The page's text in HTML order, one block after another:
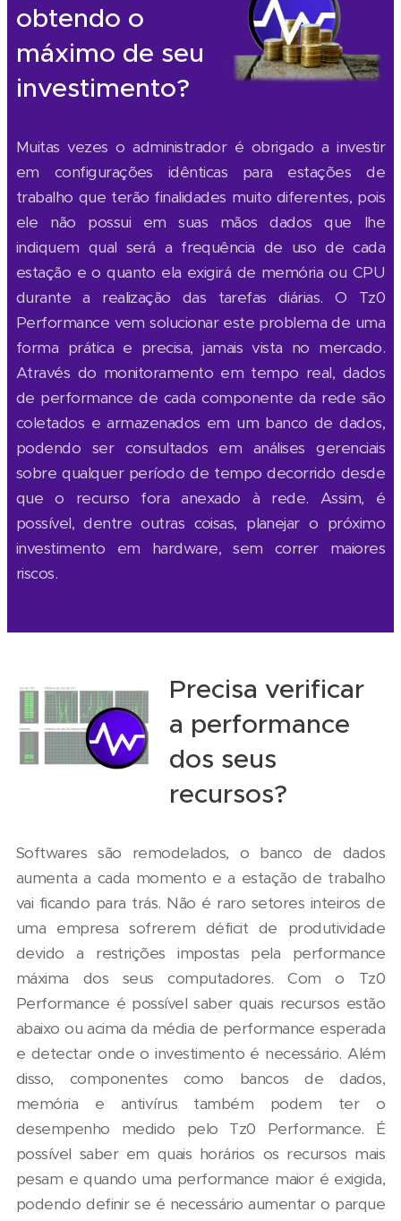
obtendo o
máximo de seu
investimento?
Muitas vezes o administrador é obrigado a investir
em configurações idênticas para estações de
trabalho que terão finalidades muito diferentes, pois
ele não possui em suas mãos dados que lhe
indiquem qual será a frequência de uso de cada
estação e o quanto ela exigirá de memória ou CPU
durante a realização das tarefas diárias. O Tz0
Performance vem solucionar este problema de uma
forma prática e precisa, jamais vista no mercado.
Através do monitoramento em tempo real, dados
de performance de cada componente da rede são
coletados e armazenados em um banco de dados,
podendo ser consultados em análises gerenciais
sobre qualquer período de tempo decorrido desde
que o recurso fora anexado à rede. Assim, é
possível, dentre outras coisas, planejar o próximo
investimento em hardware, sem correr maiores
riscos.
Precisa verificar
a performance
dos seus
recursos?
Softwares são remodelados, o banco de dados
aumenta a cada momento e a estação de trabalho
vai ficando para trás. Não é raro setores inteiros de
uma empresa sofrerem déficit de produtividade
devido a restrições impostas pela performance
máxima dos seus computadores. Com o Tz0
Performance é possível saber quais recursos estão
abaixo ou acima da média de performance esperada
e detectar onde o investimento é necessário. Além
disso, componentes como bancos de dados,
memória e antivírus também podem ter o
desempenho medido pelo Tz0 Performance. É
possível saber em quais horários os recursos mais
pesam e quando uma performance maior é exigida,
podendo definir se é necessário aumentar o parque